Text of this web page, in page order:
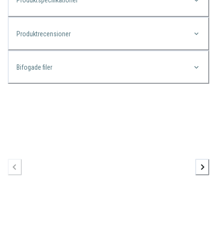
Produktrecensioner
Bifogade filer